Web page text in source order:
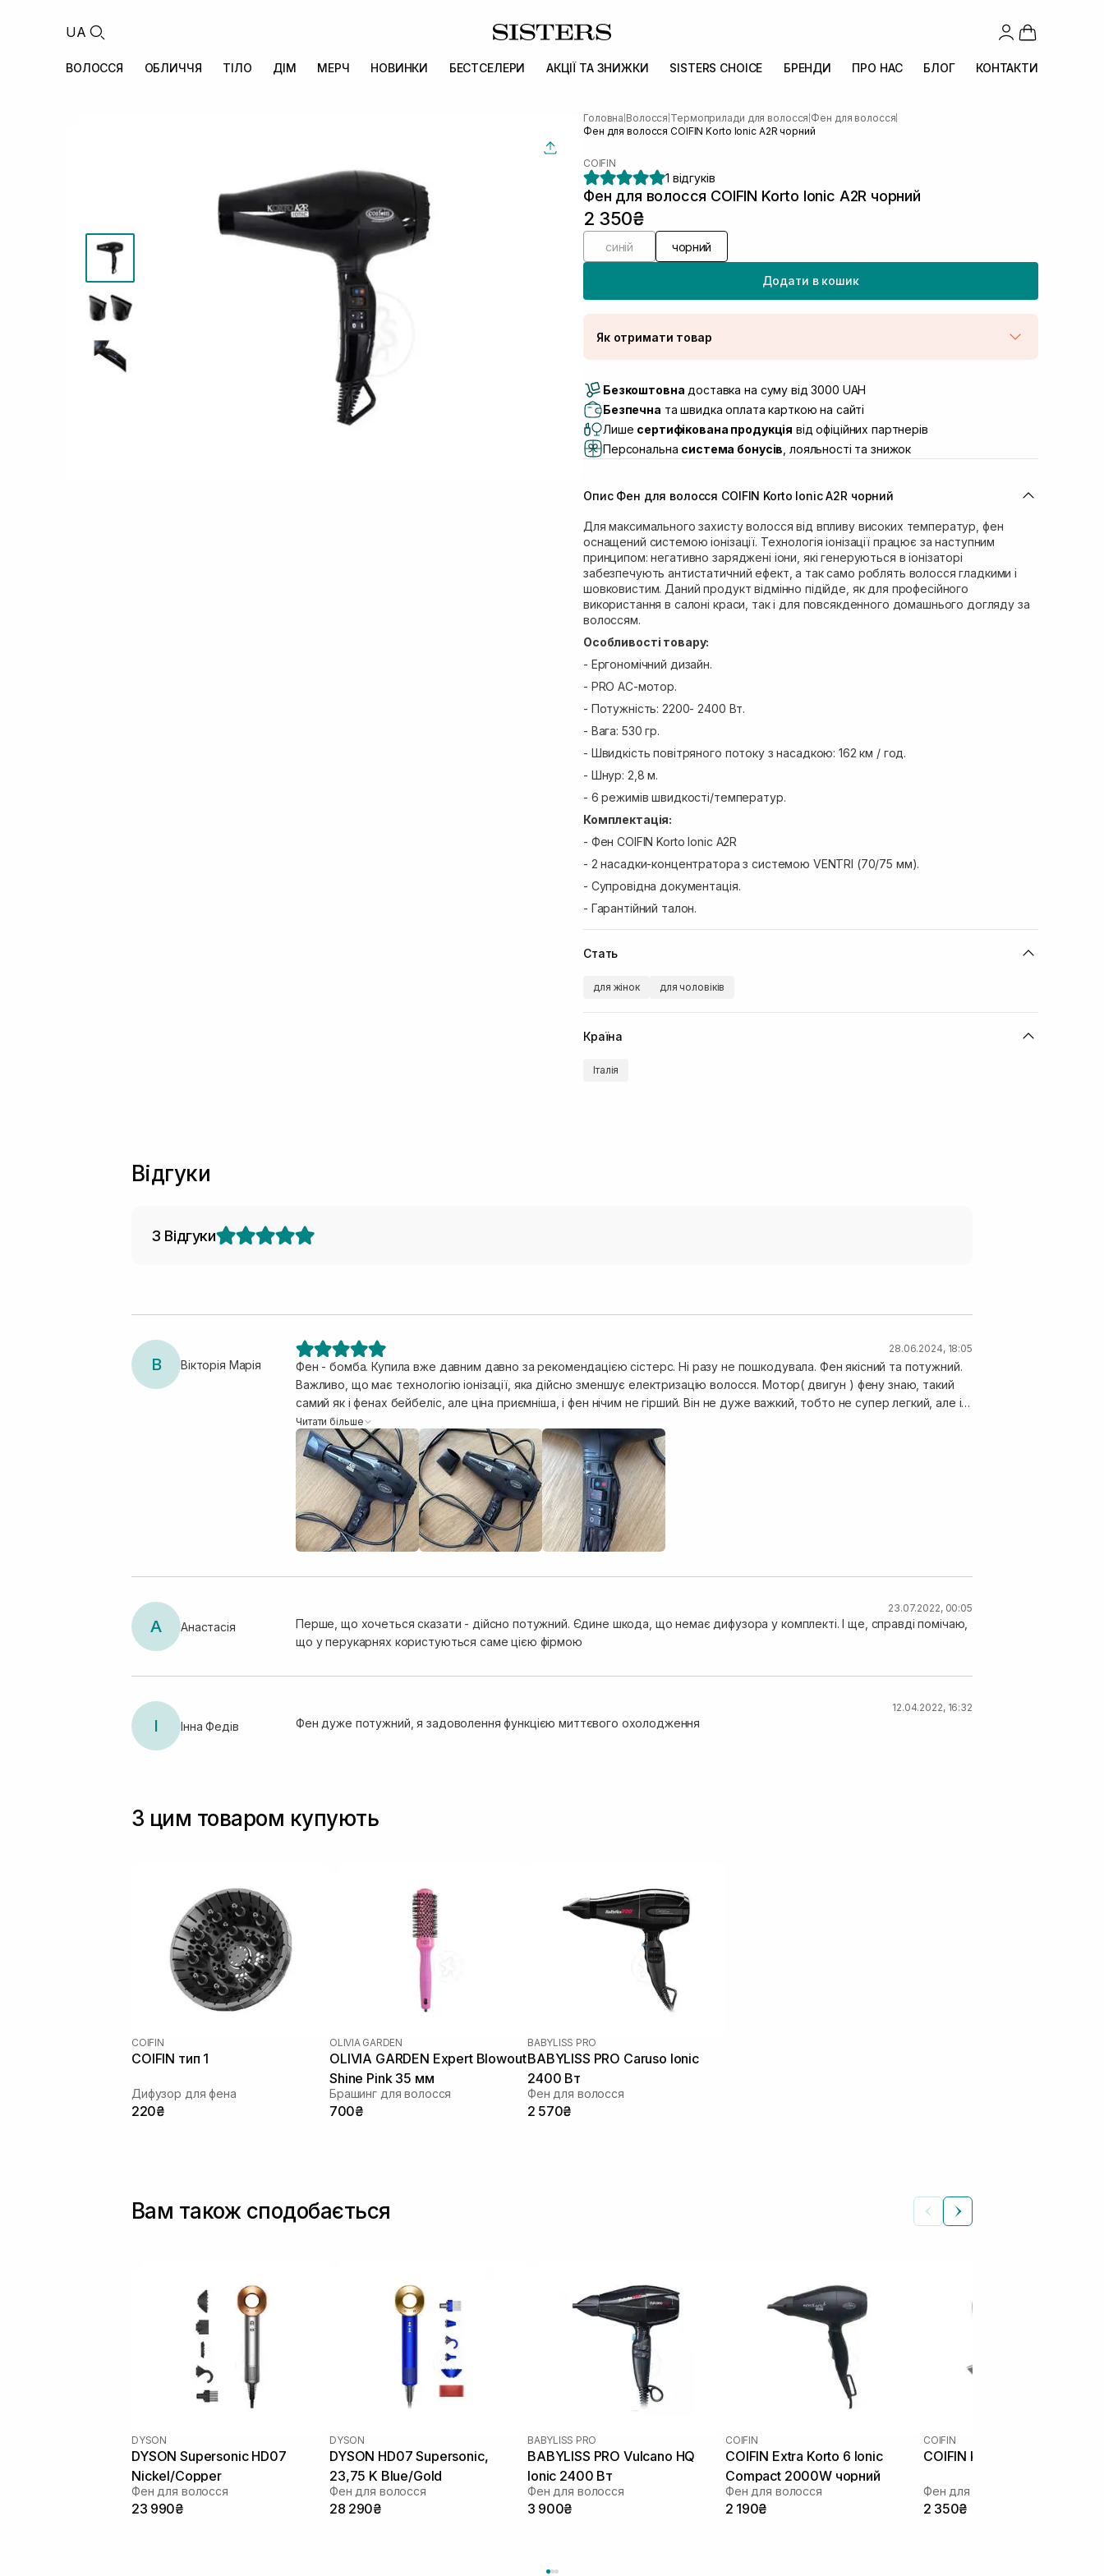
UA
ВОЛОССЯ ОБЛИЧЧЯ ТІЛО ДІМ МЕРЧ НОВИНКИ БЕСТСЕЛЕРИ АКЦІЇ ТА ЗНИЖКИ SISTERS CHOICE БРЕНДИ ПРО НАС БЛОГ КОНТАКТИ
Головна Волосся Термоприлади для волосся Фен для волосся
Фен для волосся COIFIN Korto Ionic A2R чорний
COIFIN
1 відгуків
Фен для волосся COIFIN Korto Ionic A2R чорний
2 350₴
синій чорний
Додати в кошик
Як отримати товар
Самовивіз м. Луцьк, вул. Винниченка 4
Самовивіз м. Львів, вул. Академіка Підстригача, 1В (Duck’s
Самовивіз м. Львів, вул. Івана Франка 36
Самовивіз м. Львів, вул. Степана Бандери 45 В наявності
Самовивіз м. Рівне, вул. Кулика і Гудачека 23 (ТЦ Екватор) В наявності
Безкоштовна доставка на суму від 3000 UAH
Безпечна та швидка оплата карткою на сайті
Лише сертифікована продукція від офіційних партнерів
Персональна система бонусів , лояльності та знижок
Опис Фен для волосся COIFIN Korto Ionic A2R чорний
Для максимального захисту волосся від впливу високих температур, фен
оснащений системою іонізації. Технологія іонізації працює за наступним
принципом: негативно заряджені іони, які генеруються в іонізаторі
забезпечують антистатичний ефект, а так само роблять волосся гладкими і
шовковистим. Даний продукт відмінно підійде, як для професійного
використання в салоні краси, так і для повсякденного домашнього догляду за
волоссям.
Особливості товару:
- Ергономічний дизайн.
- PRO AC-мотор.
- Потужність: 2200- 2400 Вт.
- Вага: 530 гр.
- Швидкість повітряного потоку з насадкою: 162 км / год.
- Шнур: 2,8 м.
- 6 режимів швидкості/температур.
Комплектація:
- Фен COIFIN Korto Ionic A2R
- 2 насадки-концентратора з системою VENTRI (70/75 мм).
- Супровідна документація.
- Гарантійний талон.
Стать
для жінок для чоловіків
Країна
Італія
Відгуки
3 Відгуки
В Вікторія Марія
28.06.2024, 18:05
Фен - бомба. Купила вже давним давно за рекомендацією сістерс. Ні разу не пошкодувала. Фен якісний та потужний.
Важливо, що має технологію іонізації, яка дійсно зменшує електризацію волосся. Мотор( двигун ) фену знаю, такий
самий як і фенах бейбеліс, але ціна приємніша, і фен нічим не гірший. Він не дуже важкий, тобто не супер легкий, але і
не важкий, зручно тримати під час сушки. Волосся висушує доволі швидко, але в мене тонке волосся, я сушу на
найслабшому режимі, щоб не пересушувати волосину та шкіру голови. Я ним вже два роки користуюсь. Має два
режими потужності, та перемикач на холодне повітря, і мінус для мене, що під час вмикання холодного потоку
повітря потрібно кнопку тримати, це не зручно. Має в наборі дві насадки, ширша та вужча. Нещодавно їздила на
відпочинок , і ці фени готельні просто жах, мала нарешті з чим порівняти. Великий плюс , що довгий шнур. Я ним дуже
задоволена, ціна-якість просто супер. Я б назвала цей фен робочим та надійним. Тому на 8 березня придбала мамі,
також дуже їй сподобався.
Читати більше
А Анастасія
23.07.2022, 00:05
Перше, що хочеться сказати - дійсно потужний. Єдине шкода, що немає дифузора у комплекті. І ще, справді помічаю,
що у перукарнях користуються саме цією фірмою
І Інна Федів
12.04.2022, 16:32
Фен дуже потужний, я задоволення функцією миттєвого охолодження
З цим товаром купують
COIFIN
COIFIN тип 1
Дифузор для фена
220₴
OLIVIA GARDEN
OLIVIA GARDEN Expert Blowout
Shine Pink 35 мм
Брашинг для волосся
700₴
BABYLISS PRO
BABYLISS PRO Caruso Ionic
2400 Вт
Фен для волосся
2 570₴
Вам також сподобається
DYSON
DYSON Supersonic HD07
Nickel/Copper
Фен для волосся
23 990₴
DYSON
DYSON HD07 Supersonic,
23,75 K Blue/Gold
Фен для волосся
28 290₴
BABYLISS PRO
BABYLISS PRO Vulcano HQ
Ionic 2400 Вт
Фен для волосся
3 900₴
COIFIN
COIFIN Extra Korto 6 Ionic
Compact 2000W чорний
Фен для волосся
2 190₴
COIFIN
COIFIN Korto Ionic A2R синій
Фен для волосся
2 350₴